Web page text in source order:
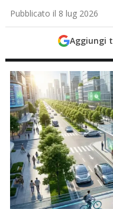
Pubblicato il 8 lug 2026
Aggiungi